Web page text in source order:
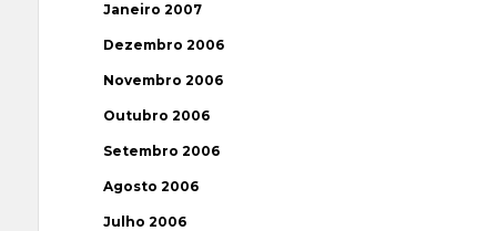
Janeiro 2007
Dezembro 2006
Novembro 2006
Outubro 2006
Setembro 2006
Agosto 2006
Julho 2006